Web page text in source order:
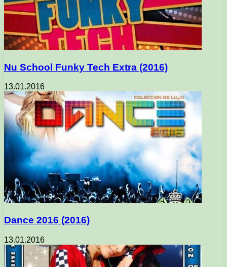
Nu School Funky Tech Extra (2016)
13.01.2016
Dance 2016 (2016)
13.01.2016